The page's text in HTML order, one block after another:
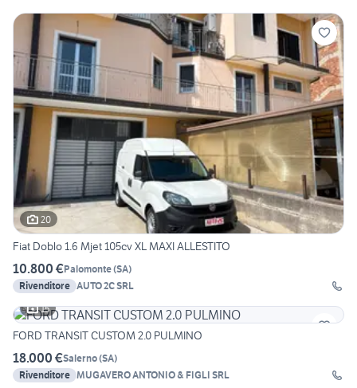
20
Fiat Doblo 1.6 Mjet 105cv XL MAXI ALLESTITO
10.800 €Palomonte(SA)
Rivenditore AUTO 2C SRL
15
FORD TRANSIT CUSTOM 2.0 PULMINO
18.000 €Salerno(SA)
Rivenditore MUGAVERO ANTONIO & FIGLI SRL